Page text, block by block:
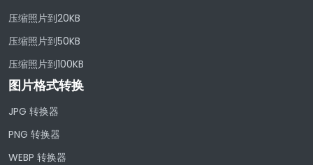
压缩照片到20KB
压缩照片到50KB
压缩照片到100KB
图片格式转换
JPG 转换器
PNG 转换器
WEBP 转换器